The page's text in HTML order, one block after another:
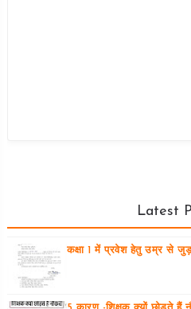
Latest
कक्षा 1 में प्रवेश हेतु उम्र से